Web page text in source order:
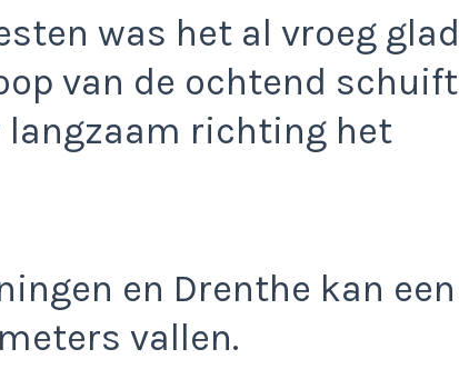
was het al vroeg glad
van de ochtend schuift
langzaam richting het
en Drenthe kan een
vallen.